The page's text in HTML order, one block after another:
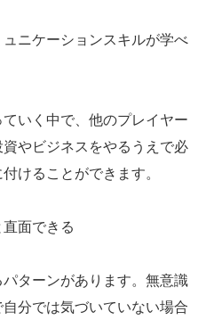
ニケーションスキルが学べ
いく中で、他のプレイヤー
やビジネスをやるうえで必
けることができます。
面できる
ターンがあります。無意識
分では気づいていない場合